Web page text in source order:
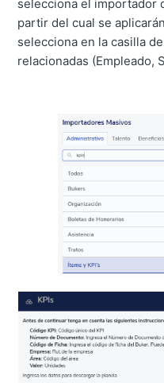
selecciona el importador
partir del cual se
selecciona en la casilla
relacionadas (Empleado,